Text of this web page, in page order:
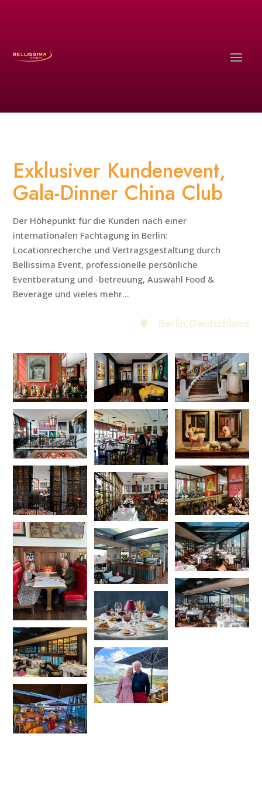
Exklusiver Kundenevent,
Gala-Dinner China Club
Der Höhepunkt für die Kunden nach einer
internationalen Fachtagung in Berlin:
Locationrecherche und Vertragsgestaltung durch
Bellissima Event, professionelle persönliche
Eventberatung und -betreuung, Auswahl Food &
Beverage und vieles mehr...
 Berlin,Deutschland